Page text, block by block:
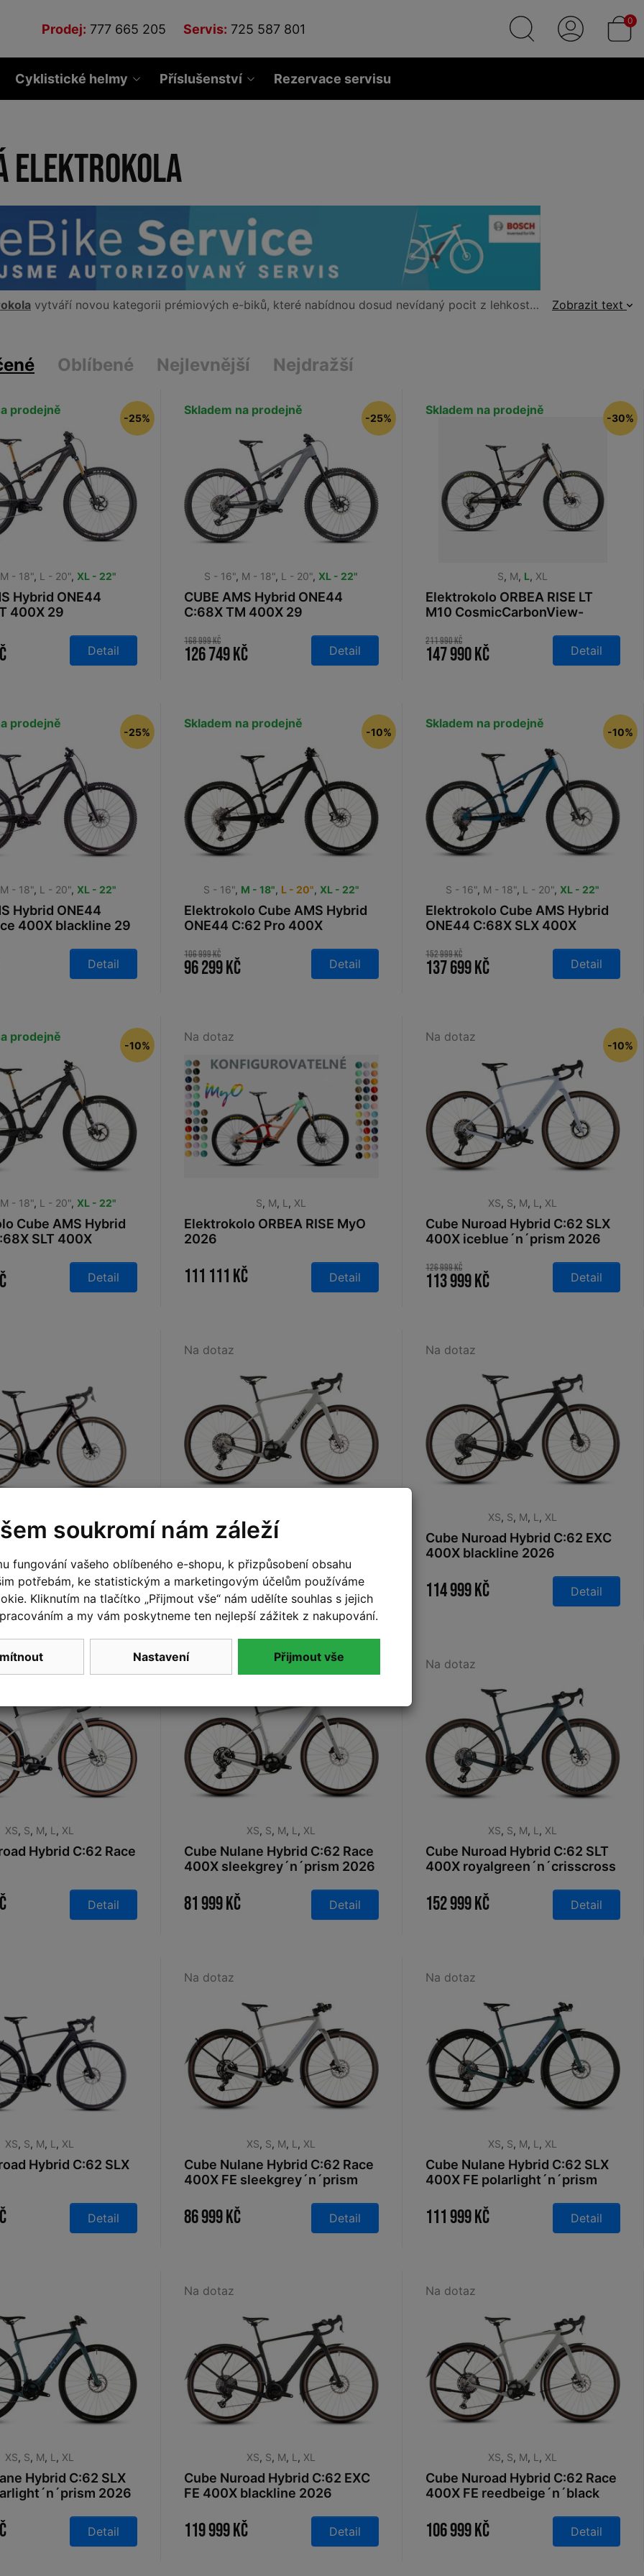
Prodej: 777 665 205 Servis: 725 587 801
0
Cyklistické helmy Příslušenství Rezervace servisu
elektrokola
vytváří novou kategorii prémiových e-biků, které nabídnou dosud nevídaný pocit z lehkosti jízdy, ovladatelnosti a schopnosti vystoupat na nejvyšší horu. V naší nabídce najdete německou značku Zobrazit text
Oblíbené Nejlevnější Nejdražší
prodejně
M - 18", L - 20", XL - 22"
Hybrid ONE44
400X 29
-25%
Detail
Skladem na prodejně
S - 16", M - 18", L - 20", XL - 22"
CUBE AMS Hybrid ONE44
C:68X TM 400X 29
-25%
168 999 Kč
126 749 Kč Detail
Skladem na prodejně
S, M, L, XL
Elektrokolo ORBEA RISE LT
M10 CosmicCarbonView-
-30%
211 990 Kč
147 990 Kč Detail
prodejně
M - 18", L - 20", XL - 22"
Hybrid ONE44
400X blackline 29
-25%
Detail
Skladem na prodejně
S - 16", M - 18", L - 20", XL - 22"
Elektrokolo Cube AMS Hybrid
ONE44 C:62 Pro 400X
-10%
106 999 Kč
96 299 Kč Detail
Skladem na prodejně
S - 16", M - 18", L - 20", XL - 22"
Elektrokolo Cube AMS Hybrid
ONE44 C:68X SLX 400X
-10%
152 999 Kč
137 699 Kč Detail
prodejně
M - 18", L - 20",XL - 22"
Cube AMS Hybrid
SLT 400X
-10%
Detail
Na dotaz
S, M, L, XL
Elektrokolo ORBEA RISE MyO
2026
111 111 Kč Detail
Na dotaz
XS, S, M, L, XL
Cube Nuroad Hybrid C:62 SLX
400X iceblue´n´prism 2026
-10%
126 999 Kč
113 999 Kč Detail
Hybrid C:62 SLT
Detail
Na dotaz
Cube Nuroad Hybrid C:62 Race
101 999 Kč Detail
Na dotaz
XS, S, M, L , XL
Cube Nuroad Hybrid C:62 EXC
400X blackline 2026
114 999 Kč Detail
XS, S, M, L , XL
Hybrid C:62 Race
Detail
Na dotaz
XS, S, M, L , XL
Cube Nulane Hybrid C:62 Race
400X sleekgrey´n´prism 2026
81 999 Kč Detail
Na dotaz
XS, S, M, L , XL
Cube Nuroad Hybrid C:62 SLT
400X royalgreen´n´crisscross
152 999 Kč Detail
XS, S, M, L , XL
Hybrid C:62 SLX
Detail
Na dotaz
XS, S, M, L , XL
Cube Nulane Hybrid C:62 Race
400X FE sleekgrey´n´prism
86 999 Kč Detail
Na dotaz
XS, S, M, L , XL
Cube Nulane Hybrid C:62 SLX
400X FE polarlight´n´prism
111 999 Kč Detail
XS, S, M, L, XL
Hybrid C:62 SLX
2026
Detail
Na dotaz
XS, S, M, L, XL
Cube Nuroad Hybrid C:62 EXC
FE 400X blackline 2026
119 999 Kč Detail
Na dotaz
XS, S, M, L, XL
Cube Nuroad Hybrid C:62 Race
400X FE reedbeige´n´black
106 999 Kč Detail
soukromí nám záleží
fungování vašeho oblíbeného e-shopu, k přizpůsobení obsahu
potřebám, ke statistickým a marketingovým účelům používáme
Kliknutím na tlačítko „Přijmout vše“ nám udělíte souhlas s jejich
a my vám poskytneme ten nejlepší zážitek z nakupování.
Nastavení Přijmout vše